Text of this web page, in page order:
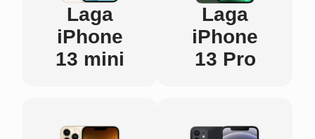
Laga
iPhone
13 mini
Laga
iPhone
13 Pro